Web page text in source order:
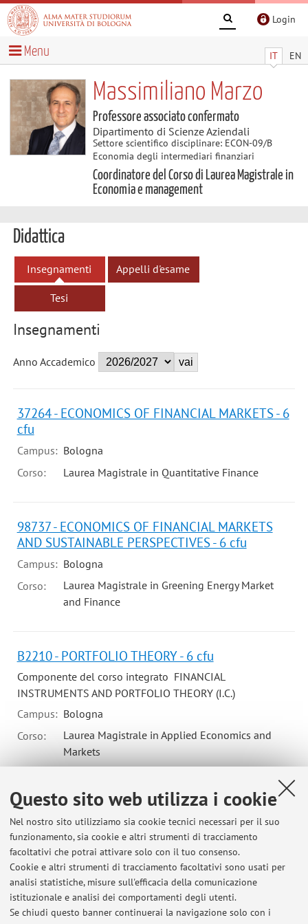
Questo sito web utilizza i cookie
Nel nostro sito utilizziamo sia cookie tecnici necessari per il suo
funzionamento, sia cookie e altri strumenti di tracciamento
facoltativi che potrai attivare solo con il tuo consenso.
Cookie e altri strumenti di tracciamento facoltativi sono usati per
analisi statistiche, misure sull'efficacia della comunicazione
istituzionale e analisi dei comportamenti degli utenti.
Se chiudi questo banner continuerai la navigazione solo con i
Login
IT EN
Menu
Massimiliano Marzo
Professore associato confermato
Dipartimento di Scienze Aziendali
Settore scientifico disciplinare: ECON-09/B
Economia degli intermediari finanziari
Coordinatore del Corso di Laurea Magistrale in
Economia e management
Didattica
Insegnamenti Appelli d'esame
Tesi
Insegnamenti
Anno Accademico
37264 - ECONOMICS OF FINANCIAL MARKETS - 6
cfu
Campus: Bologna
Corso:
Laurea Magistrale in Quantitative Finance
98737 - ECONOMICS OF FINANCIAL MARKETS
AND SUSTAINABLE PERSPECTIVES - 6 cfu
Campus: Bologna
Corso:
Laurea Magistrale in Greening Energy Market
and Finance
B2210 - PORTFOLIO THEORY - 6 cfu
Componente del corso integrato FINANCIAL
INSTRUMENTS AND PORTFOLIO THEORY (I.C.)
Campus: Bologna
Corso:
Laurea Magistrale in Applied Economics and
Markets
B2815 - PRIVATE EQUITY AND VENTURE CAPITAL
- 9 cfu
Campus:Forli
Corso:
Laurea Magistrale in Business Administration
and Sustainability
Laurea Magistrale in Economia e management